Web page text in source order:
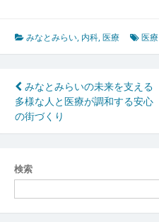
みなとみらい, 内科,医療 医療
投
稿
ナ
ビ
ゲ
ー
みなとみらいの未来を支える
多様な人と医療が調和する安心
の街づくり
検索